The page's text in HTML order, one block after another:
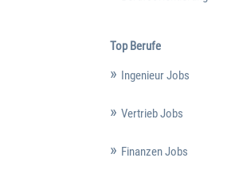
Top Berufe
Ingenieur Jobs
Vertrieb Jobs
Finanzen Jobs